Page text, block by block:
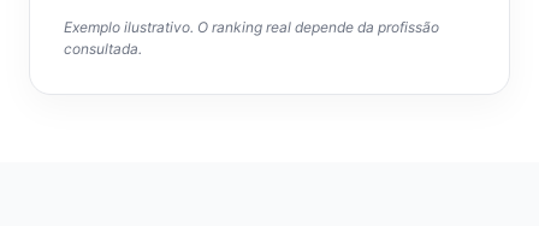
Exemplo ilustrativo. O ranking real depende da profissão
consultada.